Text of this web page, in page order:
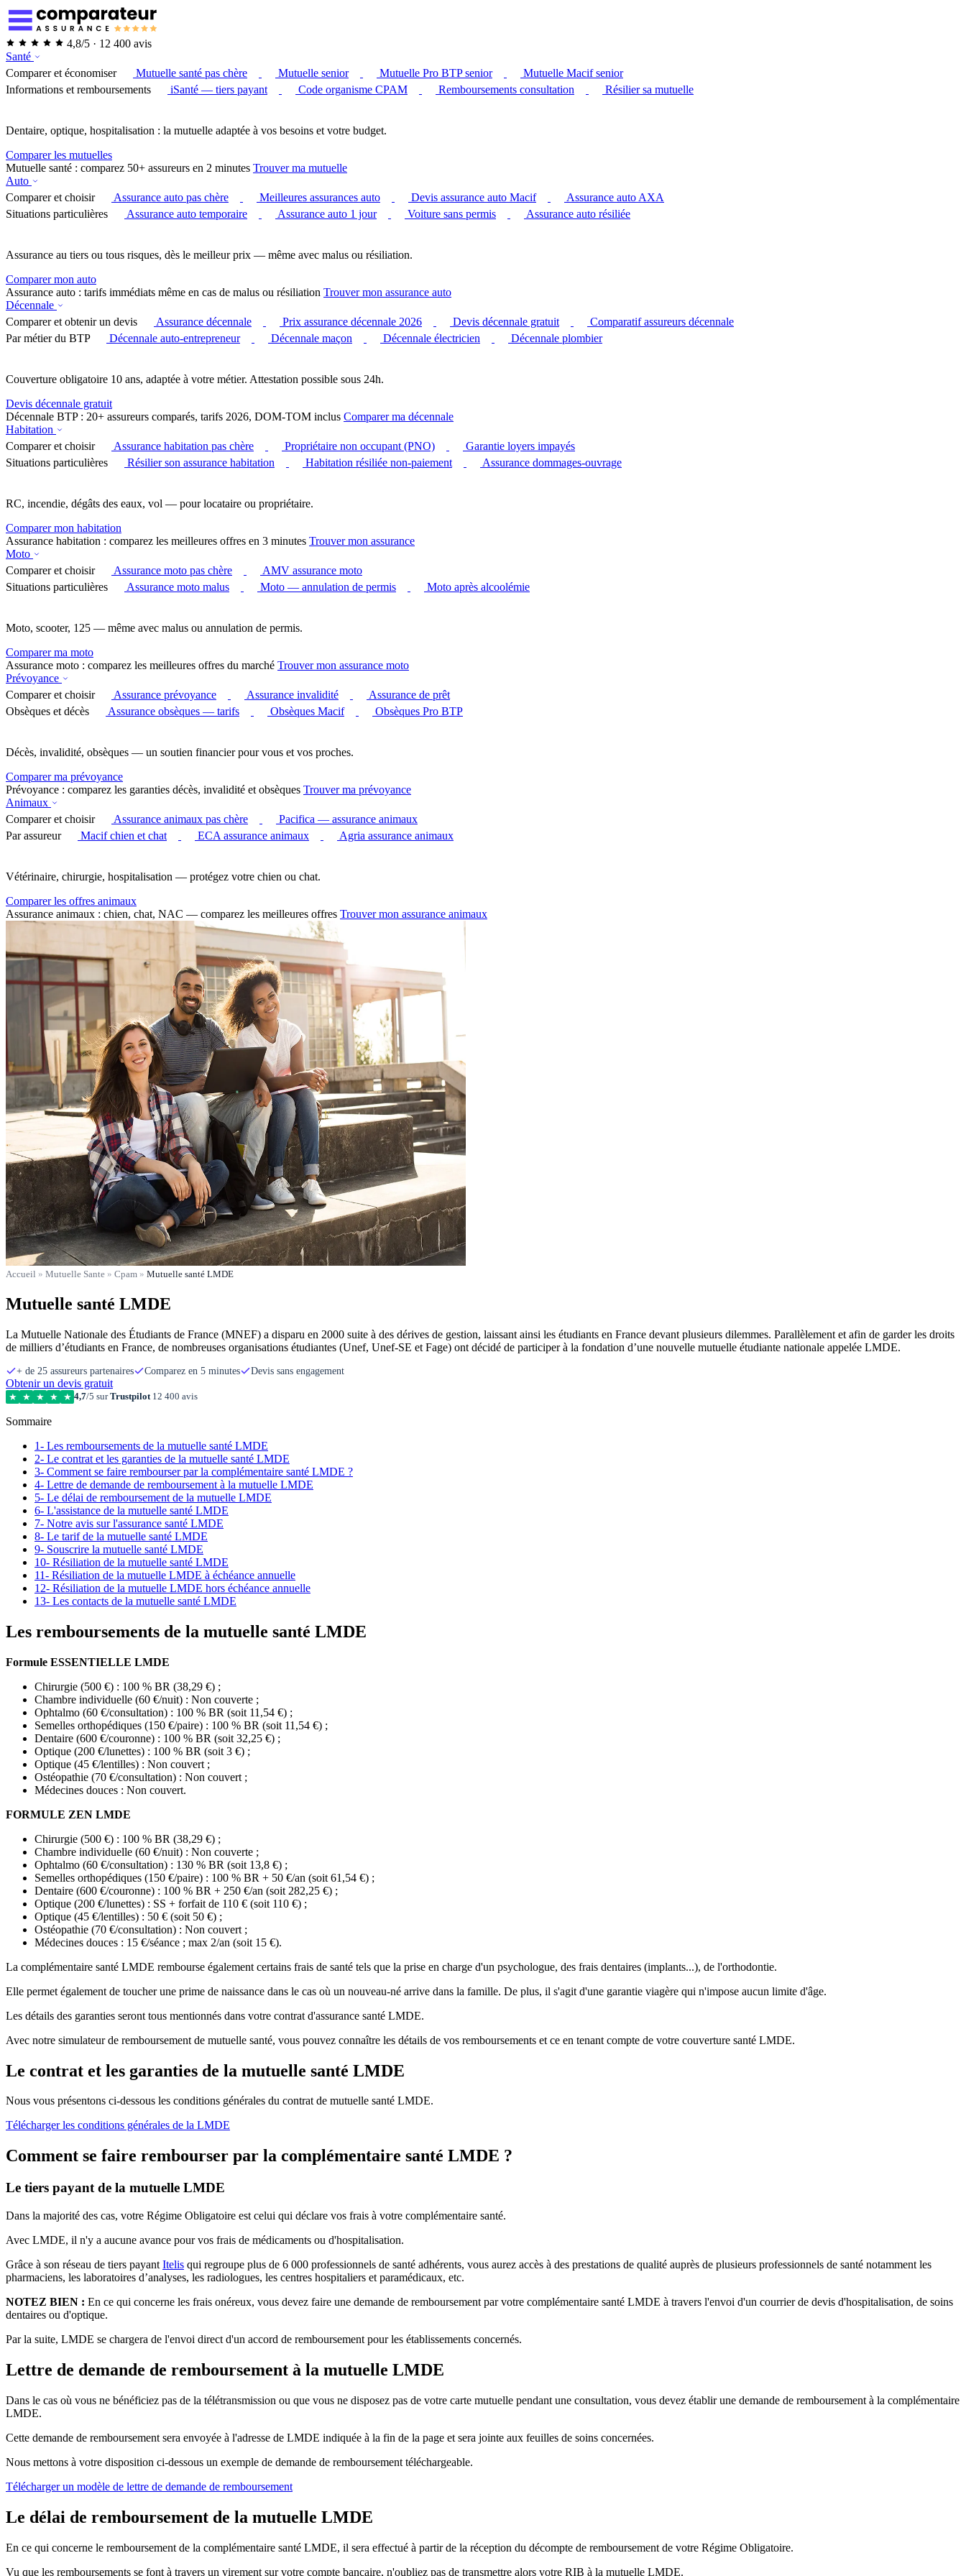
4,8/5 · 12 400 avis
Santé
Comparer et économiser
Mutuelle santé pas chère Mutuelle senior Mutuelle Pro BTP senior
Mutuelle Macif senior
Informations et remboursements
iSanté — tiers payant Code organisme CPAM Remboursements consultation Résilier sa mutuelle
Dentaire, optique, hospitalisation : la mutuelle adaptée à vos besoins et votre budget.
Comparer les mutuelles
Mutuelle santé : comparez 50+ assureurs en 2 minutes Trouver ma mutuelle
Auto
Comparer et choisir
Assurance auto pas chère Meilleures assurances auto Devis assurance auto Macif
Assurance auto AXA
Situations particulières
Assurance auto temporaire Assurance auto 1 jour Voiture sans permis Assurance auto résiliée
Assurance au tiers ou tous risques, dès le meilleur prix — même avec malus ou résiliation.
Comparer mon auto
Assurance auto : tarifs immédiats même en cas de malus ou résiliation Trouver mon assurance auto
Décennale
Comparer et obtenir un devis
Assurance décennale Prix assurance décennale 2026 Devis décennale gratuit
Comparatif assureurs décennale
Par métier du BTP
Décennale auto-entrepreneur Décennale maçon Décennale électricien Décennale plombier
Couverture obligatoire 10 ans, adaptée à votre métier. Attestation possible sous 24h.
Devis décennale gratuit
Décennale BTP : 20+ assureurs comparés, tarifs 2026, DOM-TOM inclus Comparer ma décennale
Habitation
Comparer et choisir
Assurance habitation pas chère Propriétaire non occupant (PNO)
Garantie loyers impayés
Situations particulières
Résilier son assurance habitation Habitation résiliée non-paiement Assurance dommages-ouvrage
RC, incendie, dégâts des eaux, vol — pour locataire ou propriétaire.
Comparer mon habitation
Assurance habitation : comparez les meilleures offres en 3 minutes Trouver mon assurance
Moto
Comparer et choisir
Assurance moto pas chère
AMV assurance moto
Situations particulières
Assurance moto malus Moto — annulation de permis Moto après alcoolémie
Moto, scooter, 125 — même avec malus ou annulation de permis.
Comparer ma moto
Assurance moto : comparez les meilleures offres du marché Trouver mon assurance moto
Prévoyance
Comparer et choisir
Assurance prévoyance Assurance invalidité
Assurance de prêt
Obsèques et décès
Assurance obsèques — tarifs Obsèques Macif Obsèques Pro BTP
Décès, invalidité, obsèques — un soutien financier pour vous et vos proches.
Comparer ma prévoyance
Prévoyance : comparez les garanties décès, invalidité et obsèques Trouver ma prévoyance
Animaux
Comparer et choisir
Assurance animaux pas chère
Pacifica — assurance animaux
Par assureur
Macif chien et chat ECA assurance animaux Agria assurance animaux
Vétérinaire, chirurgie, hospitalisation — protégez votre chien ou chat.
Comparer les offres animaux
Assurance animaux : chien, chat, NAC — comparez les meilleures offres Trouver mon assurance animaux
Accueil » Mutuelle Sante » Cpam » Mutuelle santé LMDE
Mutuelle santé LMDE
La Mutuelle Nationale des Étudiants de France (MNEF) a disparu en 2000 suite à des dérives de gestion, laissant ainsi les étudiants en France devant plusieurs dilemmes. Parallèlement et afin de garder les droits
de milliers d’étudiants en France, de nombreuses organisations étudiantes (Unef, Unef-SE et Fage) ont décidé de participer à la fondation d’une nouvelle mutuelle étudiante nationale appelée LMDE.
+ de 25 assureurs partenaires Comparez en 5 minutes Devis sans engagement
Obtenir un devis gratuit
★ ★ ★ ★ ★ 4,7/5 surTrustpilot12 400 avis
Sommaire
1- Les remboursements de la mutuelle santé LMDE
2- Le contrat et les garanties de la mutuelle santé LMDE
3- Comment se faire rembourser par la complémentaire santé LMDE ?
4- Lettre de demande de remboursement à la mutuelle LMDE
5- Le délai de remboursement de la mutuelle LMDE
6- L'assistance de la mutuelle santé LMDE
7- Notre avis sur l'assurance santé LMDE
8- Le tarif de la mutuelle santé LMDE
9- Souscrire la mutuelle santé LMDE
10- Résiliation de la mutuelle santé LMDE
11- Résiliation de la mutuelle LMDE à échéance annuelle
12- Résiliation de la mutuelle LMDE hors échéance annuelle​
13- Les contacts de la mutuelle santé LMDE
Les remboursements de la mutuelle santé LMDE
Formule ESSENTIELLE LMDE
Chirurgie (500 €) : 100 % BR (38,29 €) ;
Chambre individuelle (60 €/nuit) : Non couverte ;
Ophtalmo (60 €/consultation) : 100 % BR (soit 11,54 €) ;
Semelles orthopédiques (150 €/paire) : 100 % BR (soit 11,54 €) ;
Dentaire (600 €/couronne) : 100 % BR (soit 32,25 €) ;
Optique (200 €/lunettes) : 100 % BR (soit 3 €) ;
Optique (45 €/lentilles) : Non couvert ;
Ostéopathie (70 €/consultation) : Non couvert ;
Médecines douces : Non couvert.
FORMULE ZEN LMDE
Chirurgie (500 €) : 100 % BR (38,29 €) ;
Chambre individuelle (60 €/nuit) : Non couverte ;
Ophtalmo (60 €/consultation) : 130 % BR (soit 13,8 €) ;
Semelles orthopédiques (150 €/paire) : 100 % BR + 50 €/an (soit 61,54 €) ;
Dentaire (600 €/couronne) : 100 % BR + 250 €/an (soit 282,25 €) ;
Optique (200 €/lunettes) : SS + forfait de 110 € (soit 110 €) ;
Optique (45 €/lentilles) : 50 € (soit 50 €) ;
Ostéopathie (70 €/consultation) : Non couvert ;
Médecines douces : 15 €/séance ; max 2/an (soit 15 €).
La complémentaire santé LMDE rembourse également certains frais de santé tels que la prise en charge d'un psychologue, des frais dentaires (implants...), de l'orthodontie.
Elle permet également de toucher une prime de naissance dans le cas où un nouveau-né arrive dans la famille. De plus, il s'agit d'une garantie viagère qui n'impose aucun limite d'âge.
Les détails des garanties seront tous mentionnés dans votre contrat d'assurance santé LMDE.
Avec notre simulateur de remboursement de mutuelle santé, vous pouvez connaître les détails de vos remboursements et ce en tenant compte de votre couverture santé LMDE.
Le contrat et les garanties de la mutuelle santé LMDE
Nous vous présentons ci-dessous les conditions générales du contrat de mutuelle santé LMDE.
Télécharger les conditions générales de la LMDE
Comment se faire rembourser par la complémentaire santé LMDE ?
Le tiers payant de la mutuelle LMDE
Dans la majorité des cas, votre Régime Obligatoire est celui qui déclare vos frais à votre complémentaire santé.
Avec LMDE, il n'y a aucune avance pour vos frais de médicaments ou d'hospitalisation.
Grâce à son réseau de tiers payant Itelis qui regroupe plus de 6 000 professionnels de santé adhérents, vous aurez accès à des prestations de qualité auprès de plusieurs professionnels de santé notamment les
pharmaciens, les laboratoires d’analyses, les radiologues, les centres hospitaliers et paramédicaux, etc.
NOTEZ BIEN : En ce qui concerne les frais onéreux, vous devez faire une demande de remboursement par votre complémentaire santé LMDE à travers l'envoi d'un courrier de devis d'hospitalisation, de soins
dentaires ou d'optique.
Par la suite, LMDE se chargera de l'envoi direct d'un accord de remboursement pour les établissements concernés.
Lettre de demande de remboursement à la mutuelle LMDE
Dans le cas où vous ne bénéficiez pas de la télétransmission ou que vous ne disposez pas de votre carte mutuelle pendant une consultation, vous devez établir une demande de remboursement à la complémentaire
LMDE.
Cette demande de remboursement sera envoyée à l'adresse de LMDE indiquée à la fin de la page et sera jointe aux feuilles de soins concernées.
Nous mettons à votre disposition ci-dessous un exemple de demande de remboursement téléchargeable.
Télécharger un modèle de lettre de demande de remboursement
Le délai de remboursement de la mutuelle LMDE
En ce qui concerne le remboursement de la complémentaire santé LMDE, il sera effectué à partir de la réception du décompte de remboursement de votre Régime Obligatoire.
Vu que les remboursements se font à travers un virement sur votre compte bancaire, n'oubliez pas de transmettre alors votre RIB à la mutuelle LMDE.